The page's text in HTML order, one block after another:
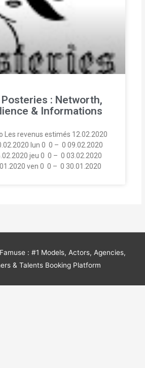
: Networth,
& Informations
Les revenus estimés 12.02.2020
lun 0  0 –  0 09.02.2020
jeu 0  0 –  0 03.02.2020
ven 0  0 –  0 30.01.2020
Famuse : #1 Models, Actors, Agencies,
& Talents Booking Platform